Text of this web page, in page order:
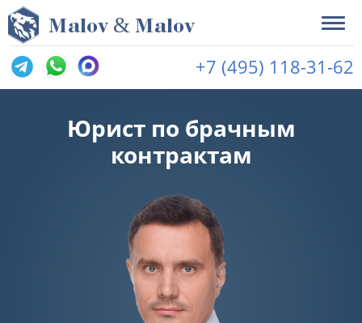
Malov & Malov
+7 (495) 118-31-62
Юрист по брачным
контрактам